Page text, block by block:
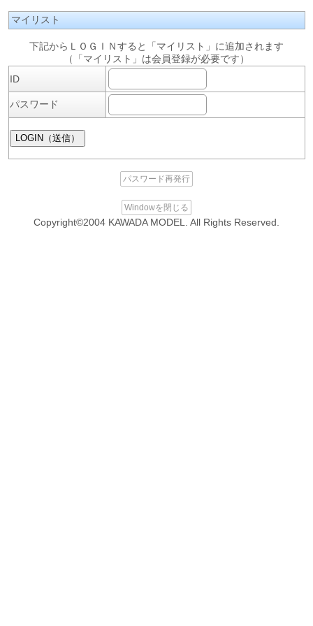
マイリスト
下記からＬＯＧＩＮすると「マイリスト」に追加されます
（「マイリスト」は会員登録が必要です）
ID
パスワード
パスワード再発行
Windowを閉じる
Copyright©2004 KAWADA MODEL. All Rights Reserved.